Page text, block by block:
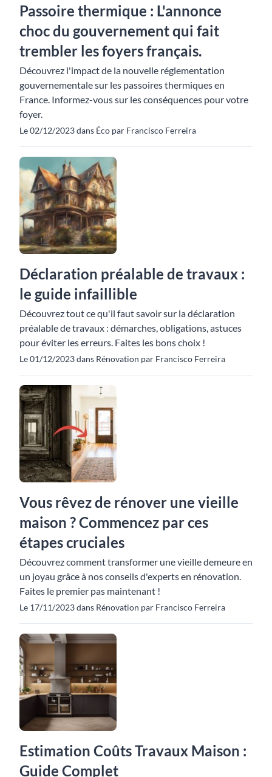
Passoire thermique : L'annonce
choc du gouvernement qui fait
trembler les foyers français.
Découvrez l'impact de la nouvelle réglementation
gouvernementale sur les passoires thermiques en
France. Informez-vous sur les conséquences pour votre
foyer.
Le 02/12/2023 dans Éco par Francisco Ferreira
Déclaration préalable de travaux :
le guide infaillible
Découvrez tout ce qu'il faut savoir sur la déclaration
préalable de travaux : démarches, obligations, astuces
pour éviter les erreurs. Faites les bons choix !
Le 01/12/2023 dans Rénovation par Francisco Ferreira
Vous rêvez de rénover une vieille
maison ? Commencez par ces
étapes cruciales
Découvrez comment transformer une vieille demeure en
un joyau grâce à nos conseils d'experts en rénovation.
Faites le premier pas maintenant !
Le 17/11/2023 dans Rénovation par Francisco Ferreira
Estimation Coûts Travaux Maison :
Guide Complet